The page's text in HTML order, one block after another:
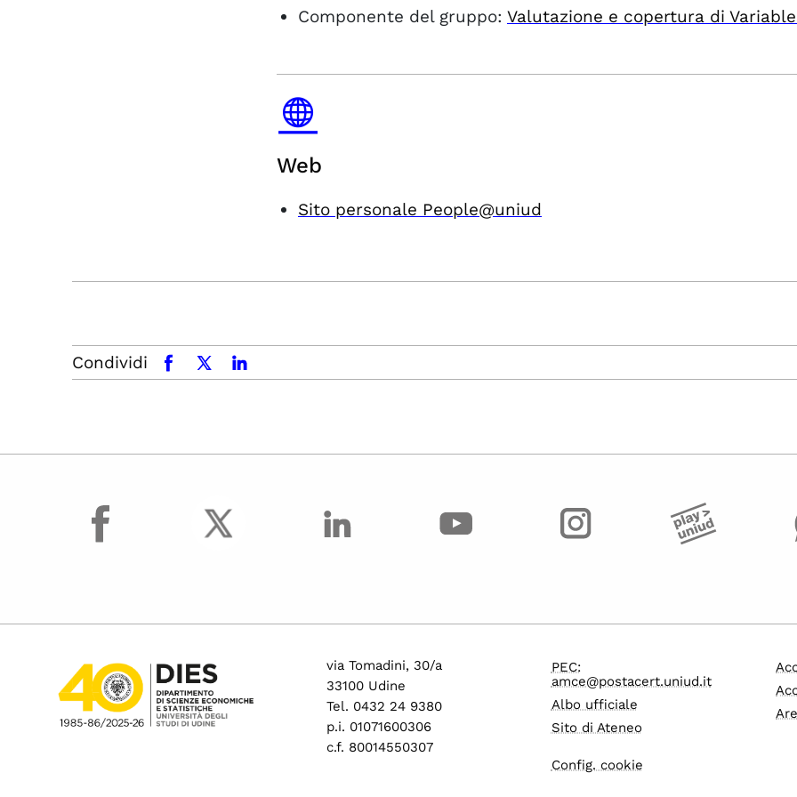
Componente del gruppo: Valutazione e copertura di
Web
Sito personale People@uniud
Condividi facebookx.comlinkedin
facebook
via Tomadini, 30/a
33100 Udine
Tel. 0432 24 9380
p.i. 01071600306
c.f. 80014550307
PEC:
amce@postacert.uniud.it
Albo ufficiale
Sito di Ateneo
Config. cookie